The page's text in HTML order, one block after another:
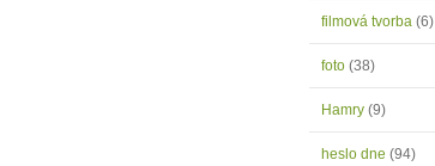
filmová tvorba (6)
foto (38)
Hamry (9)
heslo dne (94)